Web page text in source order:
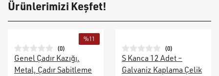
Ürünlerimizi Keşfet!
%11
(0)
Genel Çadır Kazığı,
Metal, Çadır Sabitleme
(0)
S Kanca 12 Adet –
Galvaniz Kaplama Çelik